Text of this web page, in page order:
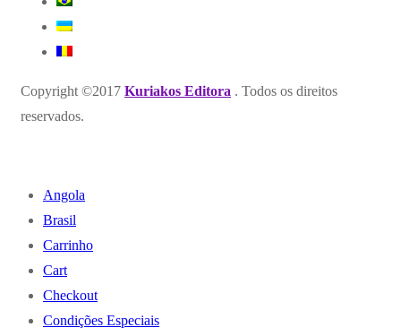
Copyright ©2017 Kuriakos Editora . Todos os direitos
reservados.
Angola
Brasil
Carrinho
Cart
Checkout
Condições Especiais